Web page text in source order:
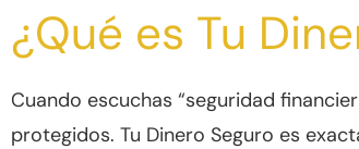
¿Qué es Tu
Cuando escuchas “seguridad
protegidos. Tu Dinero Seguro es